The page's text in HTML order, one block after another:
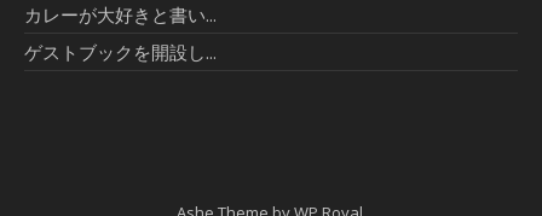
カレーが大好きと書い...
ゲストブックを開設し...